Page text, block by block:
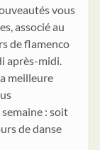
vous
associé au
de flamenco
après-midi.
meilleure
: soit
de danse